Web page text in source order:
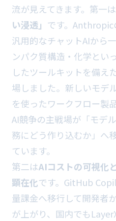
流が見えてきます。第一は
い浸透」 です。Anthropic
汎用的なチャットAIから
ンパク質構造・化学とい
したツールキットを備え
場しました。新しいモデ
を使ったワークフロー製
AI競争の主戦場が「モデ
務にどう作り込むか」へ
ています。
第二はAIコストの可視化
顕在化です。GitHub
量課金へ移行して開発者
が上がり、国内でも